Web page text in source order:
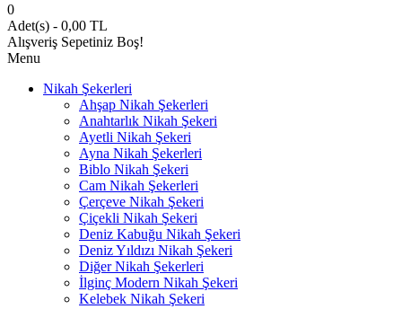
0
Adet(s) - 0,00 TL
Alışveriş Sepetiniz Boş!
Menu
Nikah Şekerleri
Ahşap Nikah Şekerleri
Anahtarlık Nikah Şekeri
Ayetli Nikah Şekeri
Ayna Nikah Şekerleri
Biblo Nikah Şekeri
Cam Nikah Şekerleri
Çerçeve Nikah Şekeri
Çiçekli Nikah Şekeri
Deniz Kabuğu Nikah Şekeri
Deniz Yıldızı Nikah Şekeri
Diğer Nikah Şekerleri
İlginç Modern Nikah Şekeri
Kelebek Nikah Şekeri